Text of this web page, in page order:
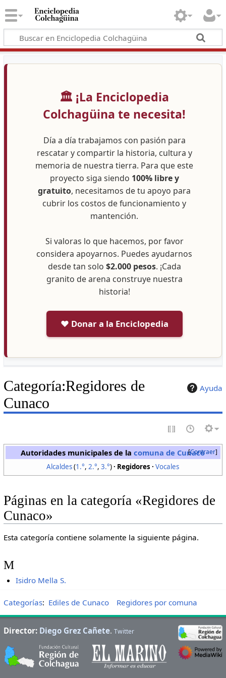
🏛️ ¡La Enciclopedia
Colchagüina te necesita!
Día a día trabajamos con pasión para
rescatar y compartir la historia, cultura y
memoria de nuestra tierra. Para que este
proyecto siga siendo 100% libre y
gratuito, necesitamos de tu apoyo para
cubrir los costos de funcionamiento y
mantención.
Si valoras lo que hacemos, por favor
considera apoyarnos. Puedes ayudarnos
desde tan solo $2.000 pesos. ¡Cada
granito de arena construye nuestra
historia!
❤️ Donar a la Enciclopedia
Ayuda
Categoría:Regidores de
Cunaco
Contraer
Autoridades municipales de lacomuna de Cunaco
Alcaldes(1.°,2.°,3.°) Regidores Vocales
Páginas en la categoría «Regidores de
Cunaco»
Esta categoría contiene solamente la siguiente página.
M
Isidro Mella S.
Categorías: Ediles de Cunaco Regidores por comuna
Director: Diego Grez Cañete. Twitter